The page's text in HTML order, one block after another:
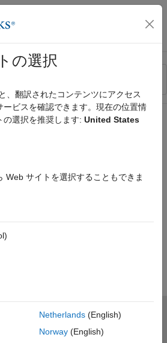
ス ナビゲーション メ
の選択
、翻訳されたコンテンツにアクセス
ービスを確認できます。現在の位置情
の選択を推奨します: United States
Web サイトを選択することもできま
Netherlands(English)
Norway(English)
プライバシー ポリシー
プリケーション ステータス